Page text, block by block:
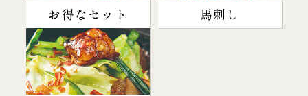
お得なセット 馬刺し